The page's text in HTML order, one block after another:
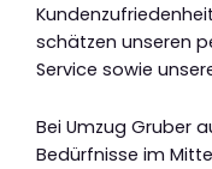
schätzen unseren
Service sowie
Bei Umzug Gruber
Bedürfnisse im